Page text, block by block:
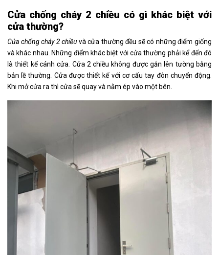
Cửa chống cháy 2 chiều có gì khác biệt với
cửa thường?
Cửa chống cháy 2 chiều và cửa thường đều sẽ có những điểm giống
và khác nhau. Những điểm khác biệt với cửa thường phải kể đến đó
là thiết kế cánh cửa. Cửa 2 chiều không được gắn lên tường bằng
bản lề thường. Cửa được thiết kế với cơ cấu tay đòn chuyển động.
Khi mở cửa ra thì cửa sẽ quay và nằm ép vào một bên.